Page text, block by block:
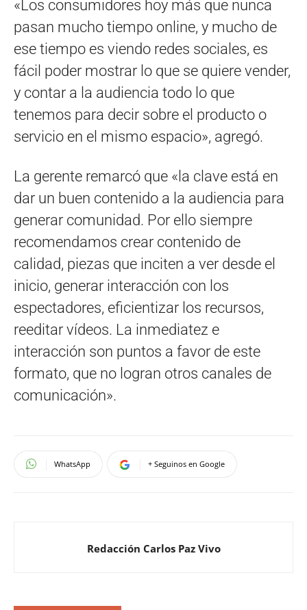
«Los consumidores hoy más que nunca
pasan mucho tiempo online, y mucho de
ese tiempo es viendo redes sociales, es
fácil poder mostrar lo que se quiere vender,
y contar a la audiencia todo lo que
tenemos para decir sobre el producto o
servicio en el mismo espacio», agregó.
La gerente remarcó que «la clave está en
dar un buen contenido a la audiencia para
generar comunidad. Por ello siempre
recomendamos crear contenido de
calidad, piezas que inciten a ver desde el
inicio, generar interacción con los
espectadores, eficientizar los recursos,
reeditar vídeos. La inmediatez e
interacción son puntos a favor de este
formato, que no logran otros canales de
comunicación».
WhatsApp + Seguinos en Google
Redacción Carlos Paz Vivo